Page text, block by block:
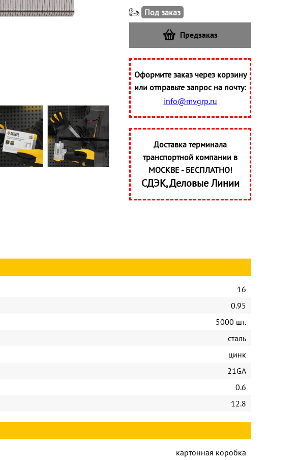
Под заказ
Предзаказ
Оформите заказ через корзину
или отправьте запрос на почту:
info@mvgrp.ru
Доставка терминала
транспортной компании в
МОСКВЕ - БЕСПЛАТНО!
СДЭК, Деловые Линии
16
0.95
5000 шт.
сталь
цинк
21GA
0.6
12.8
картонная коробка